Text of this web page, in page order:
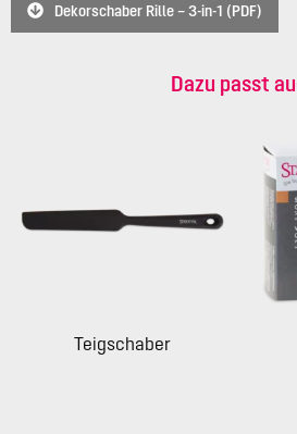
Dekorschaber Rille – 3-in-1 (PDF)
Dazu passt
Teigschaber